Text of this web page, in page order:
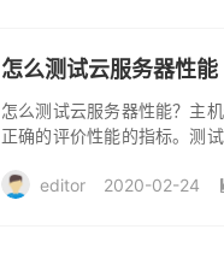
怎么测试云服务器性能
怎么测试云服务器性能？主
正确的评价性能的指标。测
editor
2020-02-24